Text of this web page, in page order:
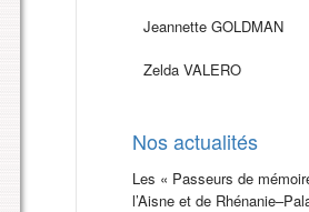
Jeannette GOLDMAN
Zelda VALERO
Nos actualités
Les « Passeurs de
l’Aisne et de